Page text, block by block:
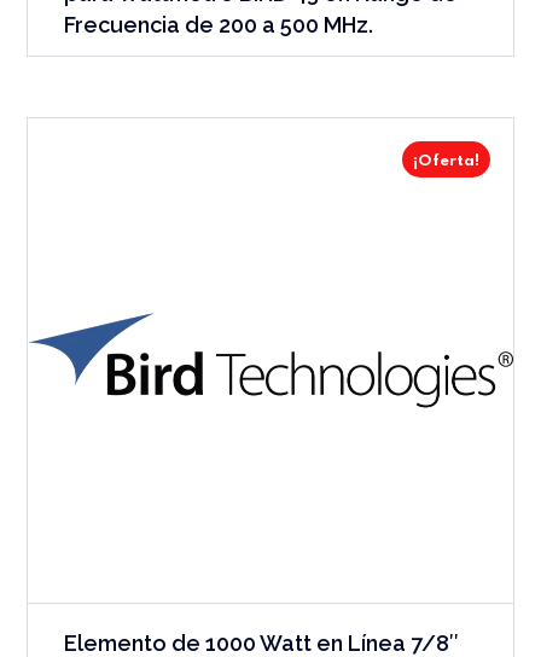
Frecuencia de 200 a 500 MHz.
¡Oferta!
Elemento de 1000 Watt en Línea 7/8″